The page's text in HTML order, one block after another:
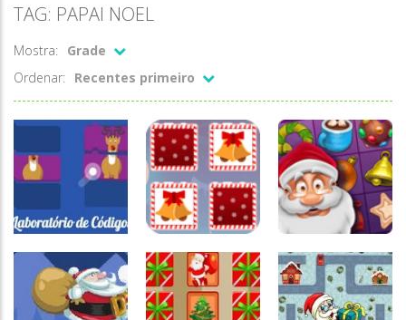
TAG: PAPAI NOEL
Mostra:
Grade
Ordenar:
Recentes primeiro
Raciocínio
Lógico
Laboratório
Memória
Memória de
Raciocínio
Lógico
Presentes de